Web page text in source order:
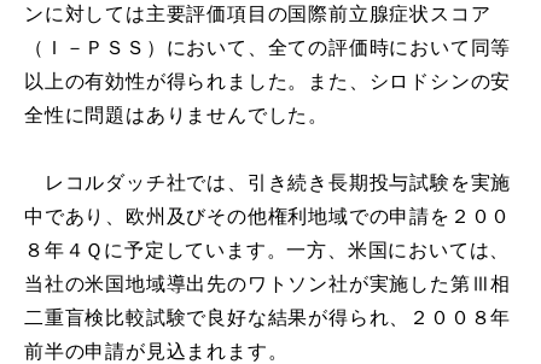
ンに対しては主要評価項目の国際前立腺症状スコア
（Ｉ－ＰＳＳ）において、全ての評価時において同等
以上の有効性が得られました。また、シロドシンの安
全性に問題はありませんでした。
レコルダッチ社では、引き続き長期投与試験を実施
中であり、欧州及びその他権利地域での申請を２００
８年４Ｑに予定しています。一方、米国においては、
当社の米国地域導出先のワトソン社が実施した第Ⅲ相
二重盲検比較試験で良好な結果が得られ、２００８年
前半の申請が見込まれます。